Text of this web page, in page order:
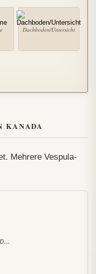
Dachboden/Untersicht
KANADA
Mehrere Vespula-